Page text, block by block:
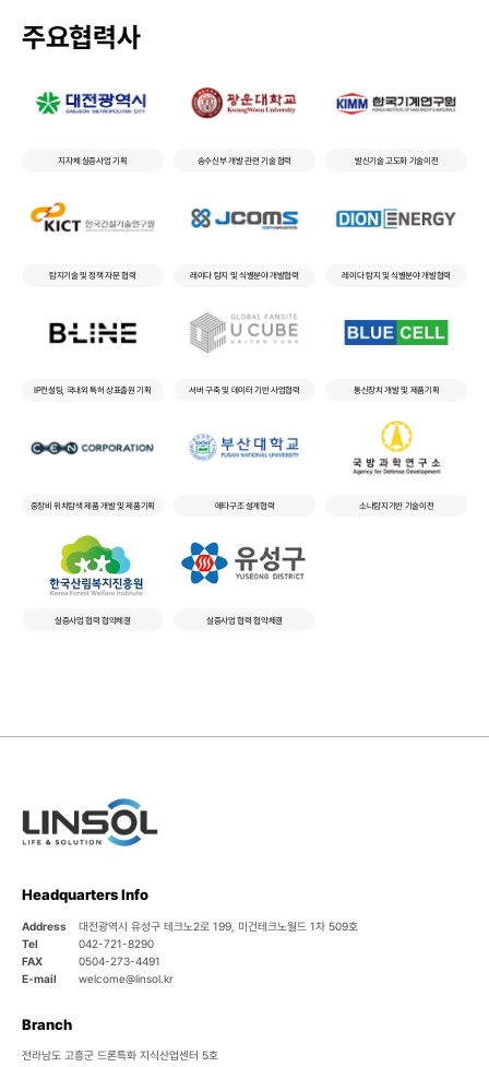
주요협력사
지자체 실증사업 기획 송수신부 개발 관련 기술 협력 발신기술 고도화 기술이전
탐지기술 및 정책 자문 협력 레이다 탐지 및 식별분야 개발협력 레이다 탐지 및 식별분야 개발협력
IP컨설팅, 국내외 특허 상표출원 기획 서버 구축 및 데이터 기반 사업협력 통신장치 개발 및 제품기획
중장비 위치탐색 제품 개발 및 제품기획 메타구조 설계협력 소나탐지기반 기술이전
실증사업 협력 협약체결 실증사업 협력 협약체결
Headquarters Info
Address
대전광역시 유성구 테크노2로 199, 미건테크노월드 1차 509호
Tel
042-721-8290
FAX
0504-273-4491
E-mail
welcome@linsol.kr
Branch
전라남도 고흥군 드론특화 지식산업센터 5호